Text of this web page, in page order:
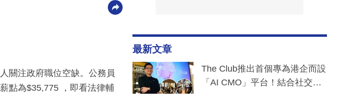
關注政府職位空缺。公務員
點為$35,775 ，即看法律輔
最新文章
The Club推出首個專為港企而設
「AI CMO」平台！結合社交聆